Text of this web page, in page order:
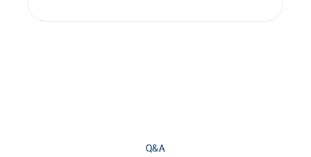
Q&A